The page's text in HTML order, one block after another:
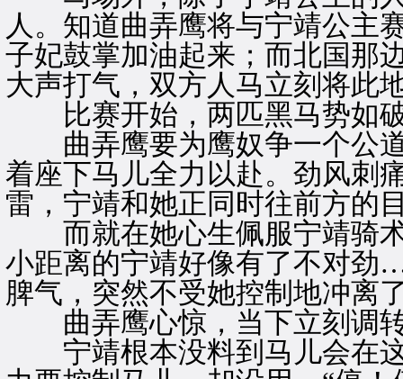
人。知道曲弄鹰将与宁靖公主
子妃鼓掌加油起来；而北国那
大声打气，双方人马立刻将此
比赛开始，两匹黑马势如
曲弄鹰要为鹰奴争一个公道
着座下马儿全力以赴。劲风刺
雷，宁靖和她正同时往前方
而就在她心生佩服宁靖骑术
小距离的宁靖好像有了不对
脾气，突然不受她控制地冲离
曲弄鹰心惊，当下立刻调转
宁靖根本没料到马儿会在这